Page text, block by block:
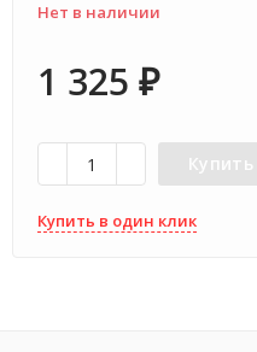
Нет в наличии
1 325 ₽
Купить
Купить в один клик